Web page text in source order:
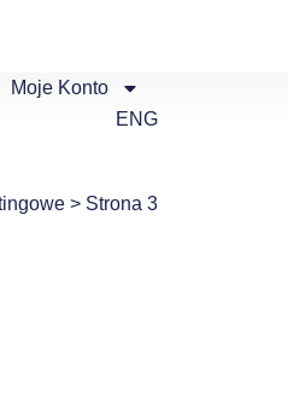
Moje Konto
ENG
> Strona 3